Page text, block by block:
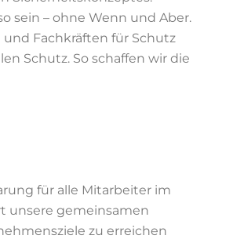
sein – ohne Wenn und Aber.
Fachkräften für Schutz
Schutz. So schaffen wir die
für alle Mitarbeiter im
unsere gemeinsamen
zu erreichen